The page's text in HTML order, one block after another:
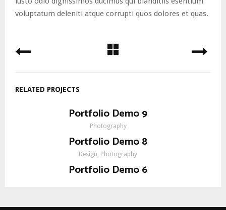
voluptatum deleniti atque corrupti quos dolores et quas.
RELATED PROJECTS
Portfolio Demo 9
Photography
Portfolio Demo 8
Design, Photography
Portfolio Demo 6